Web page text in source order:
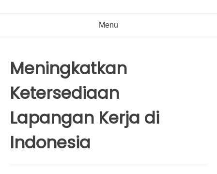
Menu
Meningkatkan
Ketersediaan
Lapangan Kerja di
Indonesia